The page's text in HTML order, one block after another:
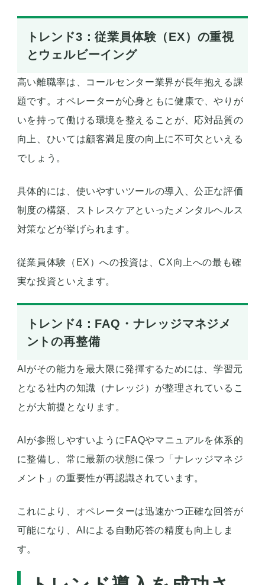
トレンド3：従業員体験（EX）の重視
とウェルビーイング
高い離職率は、コールセンター業界が長年抱える課
題です。オペレーターが心身ともに健康で、やりが
いを持って働ける環境を整えることが、応対品質の
向上、ひいては顧客満足度の向上に不可欠といえる
でしょう。
具体的には、使いやすいツールの導入、公正な評価
制度の構築、ストレスケアといったメンタルヘルス
対策などが挙げられます。
従業員体験（EX）への投資は、CX向上への最も確
実な投資といえます。
トレンド4：FAQ・ナレッジマネジメ
ントの再整備
AIがその能力を最大限に発揮するためには、学習元
となる社内の知識（ナレッジ）が整理されているこ
とが大前提となります。
AIが参照しやすいようにFAQやマニュアルを体系的
に整備し、常に最新の状態に保つ「ナレッジマネジ
メント」の重要性が再認識されています。
これにより、オペレーターは迅速かつ正確な回答が
可能になり、AIによる自動応答の精度も向上しま
す。